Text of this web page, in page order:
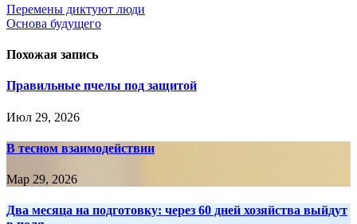
Навигация
по
записям
Перемены диктуют люди
Основа будущего
Похожая запись
Правильные пчелы под защитой
Июл 29, 2026
В тесном взаимодействии
Мар 29, 2026
Два месяца на подготовку: через 60 дней хозяйства выйдут